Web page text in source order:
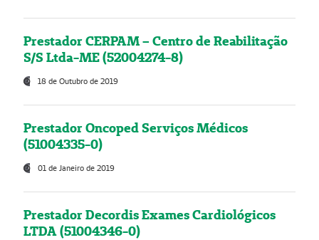
Prestador CERPAM – Centro de Reabilitação
S/S Ltda-ME (52004274-8)
18 de Outubro de 2019
Prestador Oncoped Serviços Médicos
(51004335-0)
01 de Janeiro de 2019
Prestador Decordis Exames Cardiológicos
LTDA (51004346-0)